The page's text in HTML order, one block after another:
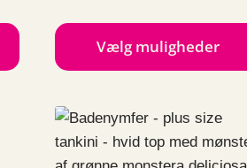
Vælg muligheder
vare